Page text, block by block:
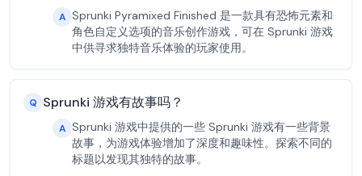
A Sprunki Pyramixed Finished 是一款具有恐怖元素和
角色自定义选项的音乐创作游戏，可在 Sprunki 游戏
中供寻求独特音乐体验的玩家使用。
Q Sprunki 游戏有故事吗？
A Sprunki 游戏中提供的一些 Sprunki 游戏有一些背景
故事，为游戏体验增加了深度和趣味性。探索不同的
标题以发现其独特的故事。